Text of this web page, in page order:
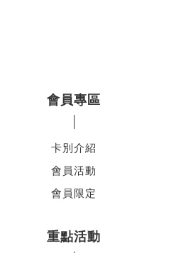
會員專區
卡別介紹
會員活動
會員限定
重點活動